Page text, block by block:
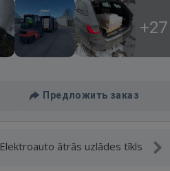
+27
Предложить заказ
Elektroauto ātrās uzlādes tīkls